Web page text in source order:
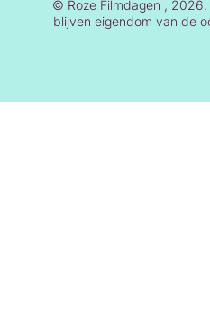
© Roze Filmdagen ,
blijven eigendom van de